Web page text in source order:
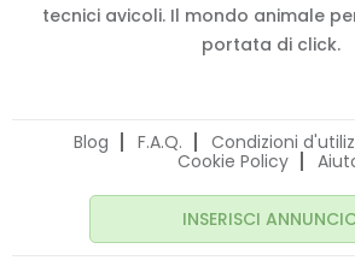
tecnici avicoli. Il mondo animale
portata di click.
Blog F.A.Q. Condizioni
Cookie Policy
INSERISCI